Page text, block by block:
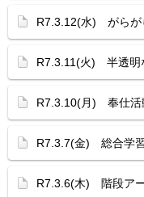
R7.3.12(水) がらが
R7.3.11(火) 半透明
R7.3.10(月) 奉仕活
R7.3.7(金) 総合学
R7.3.6(木) 階段ア